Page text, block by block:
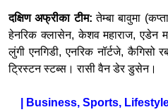
दक्षिण अफ्रीका टीम: तेम्बा बावुमा
हेनरिक क्लासेन, केशव महाराज, एडेन
लुंगी एनगिडी, एनरिक नॉर्टजे, कैगिसो
ट्रिस्टन स्टब्स। रासी वैन डेर डुसेन।
| Business, Sports,